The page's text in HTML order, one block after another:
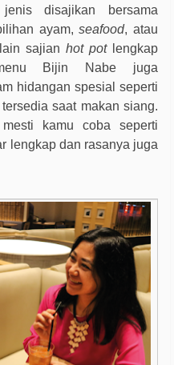
disajikan bersama
ayam,seafood, atau
sajian hot potlengkap
Bijin Nabe juga
hidangan spesial seperti
saat makan siang.
kamu coba seperti
lengkap dan rasanya juga